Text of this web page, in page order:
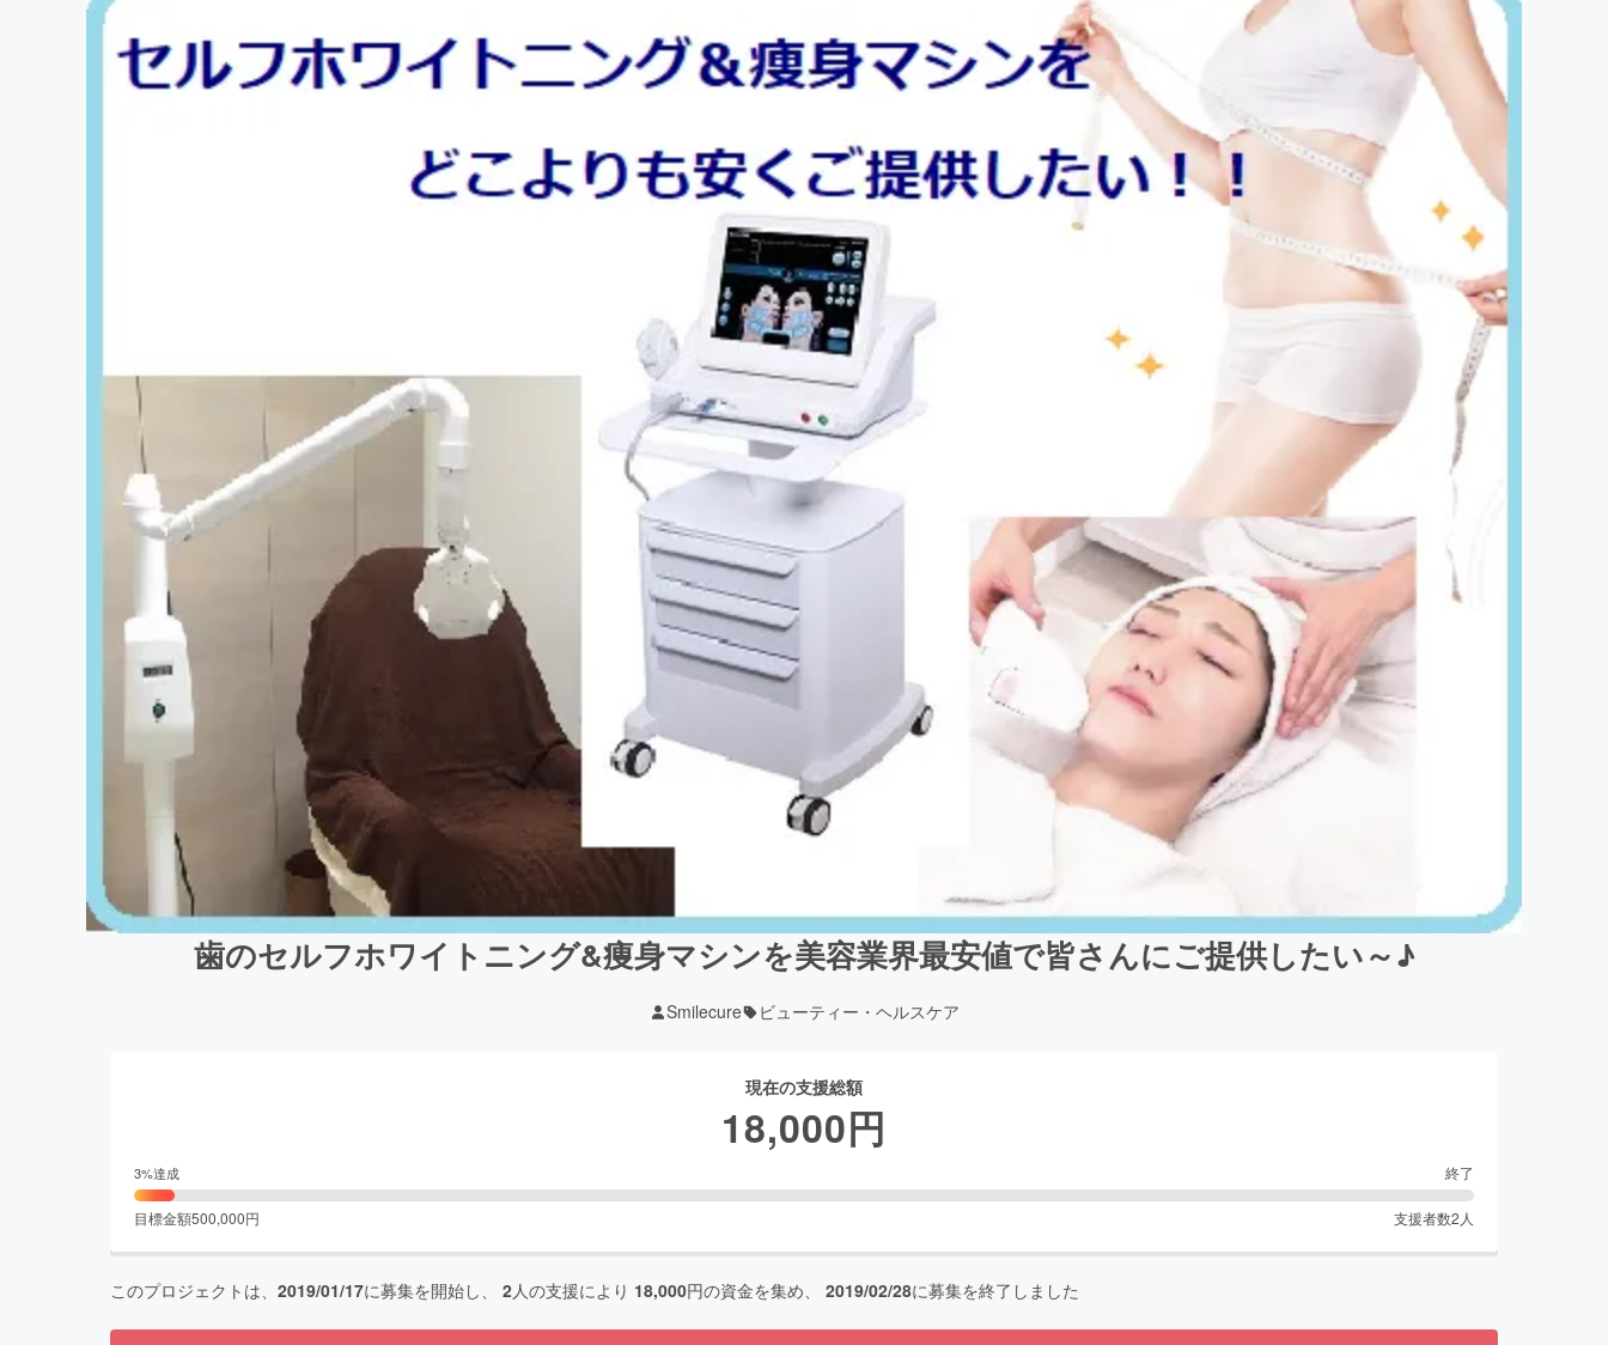
歯のセルフホワイトニング&痩身マシンを美容業界最安値で皆さんにご提供したい～♪
Smilecure ビューティー・ヘルスケア
現在の支援総額
18,000円
3%達成 終了
目標金額500,000円 支援者数2 人
このプロジェクトは、 2019/01/17に募集を開始し、 2人の支援により 18,000円の資金を集め、 2019/02/28に募集を終了しました